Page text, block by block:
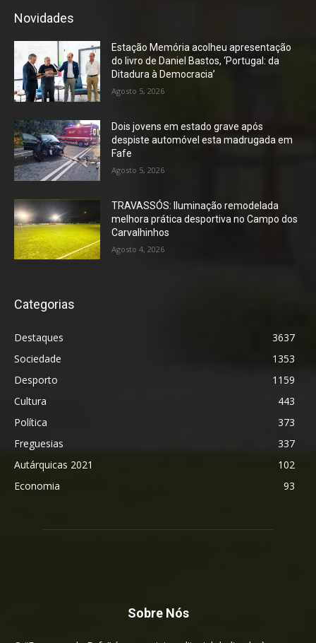
Novidades
Estação Memória acolheu apresentação
do livro de Daniel Bastos, ‘Portugal: da
Ditadura à Democracia’
Agosto 5, 2026
Dois jovens em estado grave após
despiste automóvel esta madrugada em
Fafe
Agosto 5, 2026
TRAVASSÓS: Iluminação remodelada
melhora prática desportiva no Campo dos
Carvalhinhos
Agosto 4, 2026
Categorias
Destaques
3637
Sociedade
1353
Desporto
1159
Cultura
443
Política
373
Freguesias
337
Autárquicas 2021
102
Economia
93
Sobre Nós